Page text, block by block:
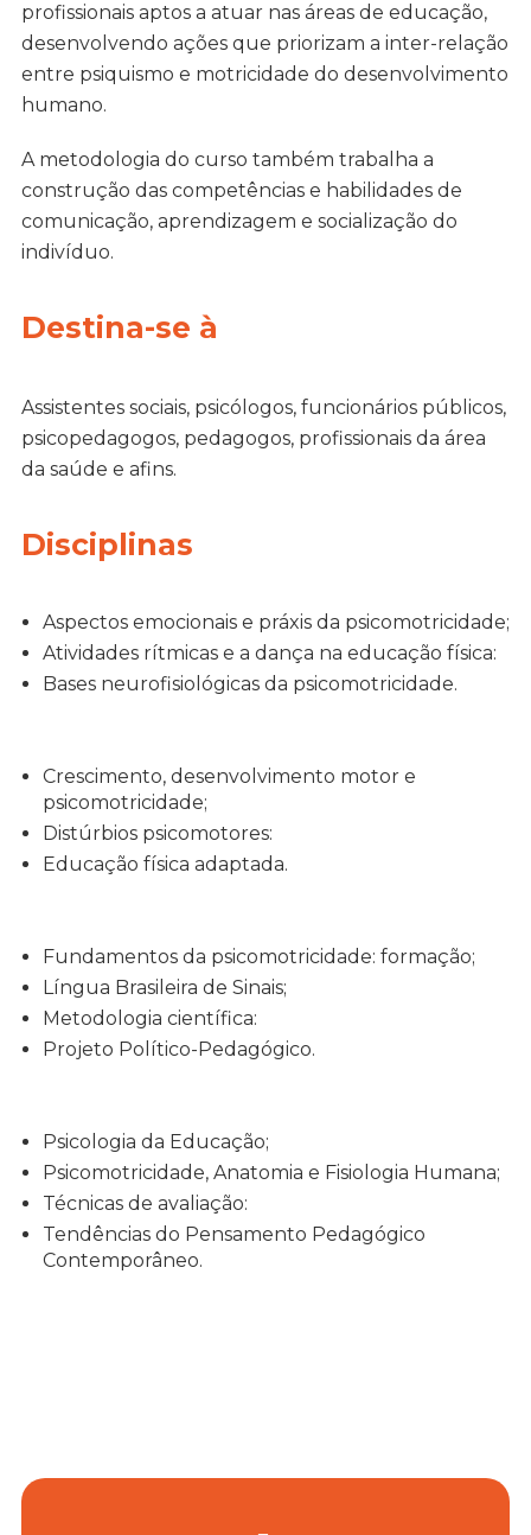
profissionais aptos a atuar nas áreas de educação,
desenvolvendo ações que priorizam a inter-relação
entre psiquismo e motricidade do desenvolvimento
humano.
A metodologia do curso também trabalha a
construção das competências e habilidades de
comunicação, aprendizagem e socialização do
indivíduo.
Destina-se à
Assistentes sociais, psicólogos, funcionários públicos,
psicopedagogos, pedagogos, profissionais da área
da saúde e afins.
Disciplinas
Aspectos emocionais e práxis da psicomotricidade;
Atividades rítmicas e a dança na educação física:
Bases neurofisiológicas da psicomotricidade.
Crescimento, desenvolvimento motor e
psicomotricidade;
Distúrbios psicomotores:
Educação física adaptada.
Fundamentos da psicomotricidade: formação;
Língua Brasileira de Sinais;
Metodologia científica:
Projeto Político-Pedagógico.
Psicologia da Educação;
Psicomotricidade, Anatomia e Fisiologia Humana;
Técnicas de avaliação:
Tendências do Pensamento Pedagógico
Contemporâneo.